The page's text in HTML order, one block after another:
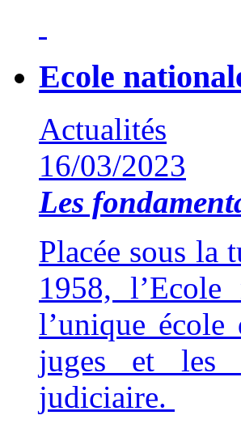
Ecole
Actualités
16/03/2023
Les
Placée sous la
1958,
l’unique
juges et les
judiciaire.